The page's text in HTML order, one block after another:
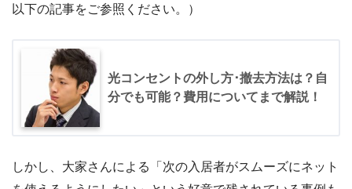
以下の記事をご参照ください。）
光コンセントの外し方･撤去方法は？自
分でも可能？費用についてまで解説！
しかし、大家さんによる「次の入居者がスムーズにネット